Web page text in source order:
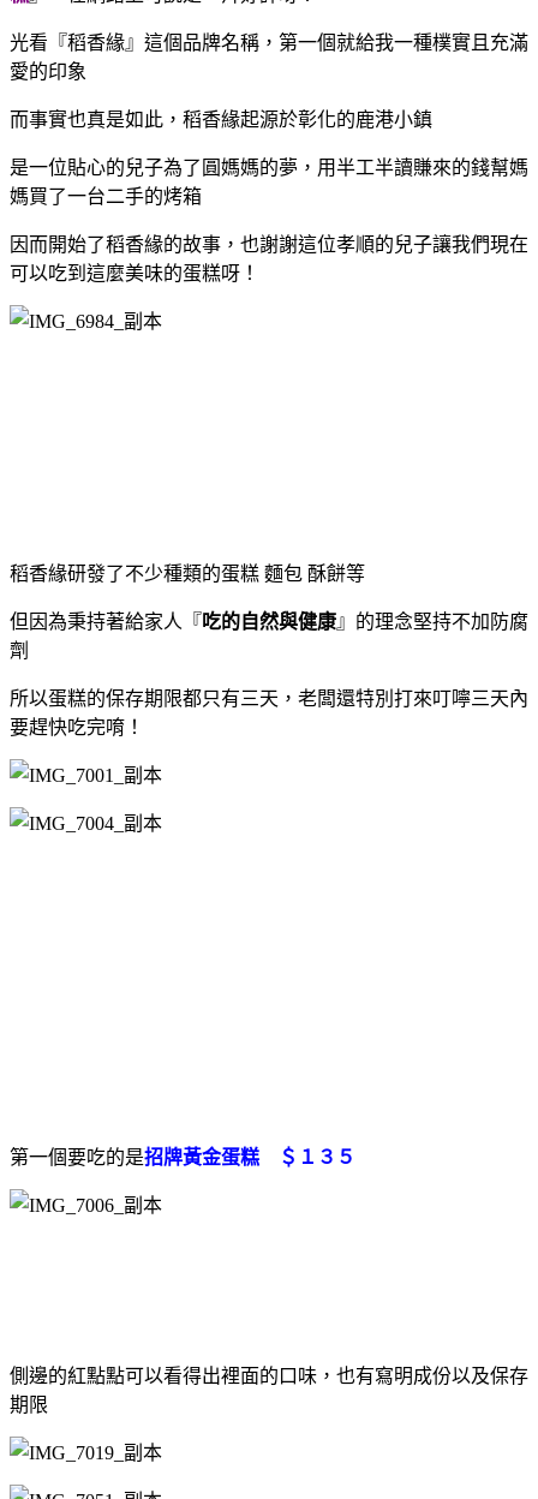
光看『稻香緣』這個品牌名稱，第一個就給我一種樸實且充滿
愛的印象
而事實也真是如此，稻香緣起源於彰化的鹿港小鎮
是一位貼心的兒子為了圓媽媽的夢，用半工半讀賺來的錢幫媽
媽買了一台二手的烤箱
因而開始了稻香緣的故事，也謝謝這位孝順的兒子讓我們現在
可以吃到這麼美味的蛋糕呀！
稻香緣研發了不少種類的蛋糕 麵包 酥餅等
但因為秉持著給家人『吃的自然與健康』的理念堅持不加防腐
劑
所以蛋糕的保存期限都只有三天，老闆還特別打來叮嚀三天內
要趕快吃完唷！
第一個要吃的是招牌黃金蛋糕 ＄１３５
側邊的紅點點可以看得出裡面的口味，也有寫明成份以及保存
期限